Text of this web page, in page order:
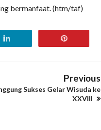
bermanfaat. (htm/taf)
Previous
Sukses Gelar Wisuda ke
XXVIII